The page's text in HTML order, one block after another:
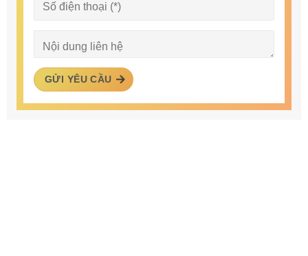
GỬI YÊU CẦU